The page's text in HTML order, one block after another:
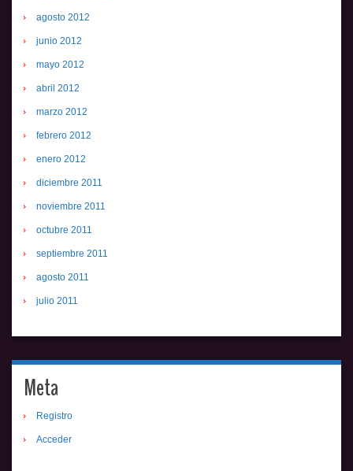
agosto 2012
junio 2012
mayo 2012
abril 2012
marzo 2012
febrero 2012
enero 2012
diciembre 2011
noviembre 2011
octubre 2011
septiembre 2011
agosto 2011
julio 2011
Meta
Registro
Acceder